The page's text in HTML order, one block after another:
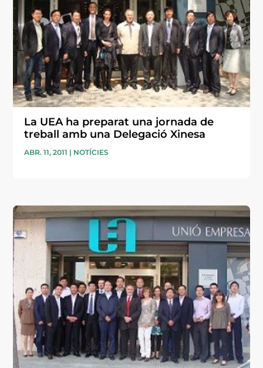
La UEA ha preparat una jornada de
treball amb una Delegació Xinesa
ABR. 11, 2011 | NOTÍCIES